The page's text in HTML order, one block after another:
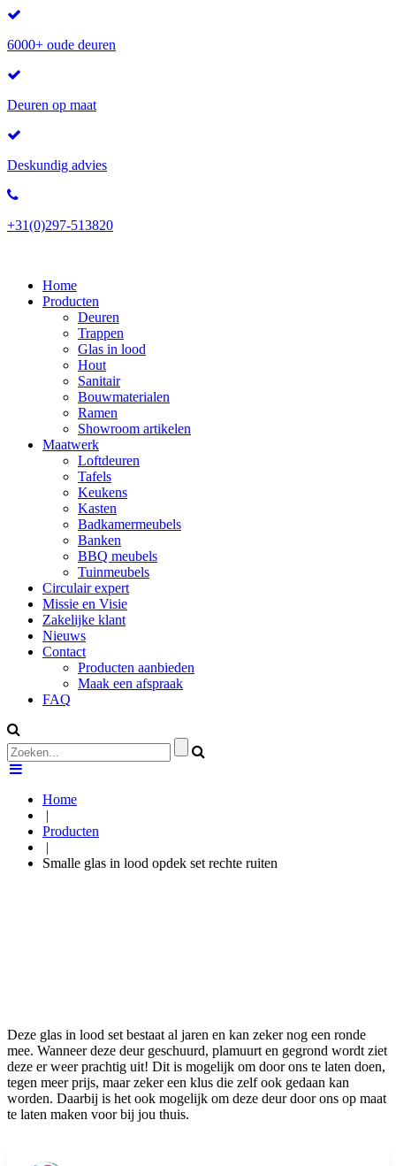
6000+ oude deuren
Deuren op maat
Deskundig advies
+31(0)297-513820
Home
Producten
Deuren
Trappen
Glas in lood
Hout
Sanitair
Bouwmaterialen
Ramen
Showroom artikelen
Maatwerk
Loftdeuren
Tafels
Keukens
Kasten
Badkamermeubels
Banken
BBQ meubels
Tuinmeubels
Circulair expert
Missie en Visie
Zakelijke klant
Nieuws
Contact
Producten aanbieden
Maak een afspraak
FAQ
Home
|
Producten
|
Smalle glas in lood opdek set rechte ruiten
Deze glas in lood set bestaat al jaren en kan zeker nog een ronde
mee. Wanneer deze deur geschuurd, plamuurt en gegrond wordt ziet
deze er weer prachtig uit! Dit is mogelijk om door ons te laten doen,
tegen meer prijs, maar zeker een klus die zelf ook gedaan kan
worden. Daarbij is het ook mogelijk om deze deur door ons op maat
te laten maken voor bij jou thuis.